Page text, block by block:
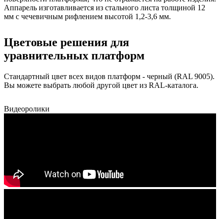
Аппарель изготавливается из стального листа толщиной 12
мм с чечевичным рифлением высотой 1,2-3,6 мм.
Цветовые решения для
уравнительных платформ
Стандартный цвет всех видов платформ - черный (RAL 9005).
Вы можете выбрать любой другой цвет из RAL-каталога.
Видеоролики